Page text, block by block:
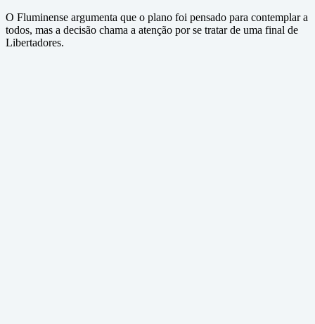
O Fluminense argumenta que o plano foi pensado para contemplar a
todos, mas a decisão chama a atenção por se tratar de uma final de
Libertadores.